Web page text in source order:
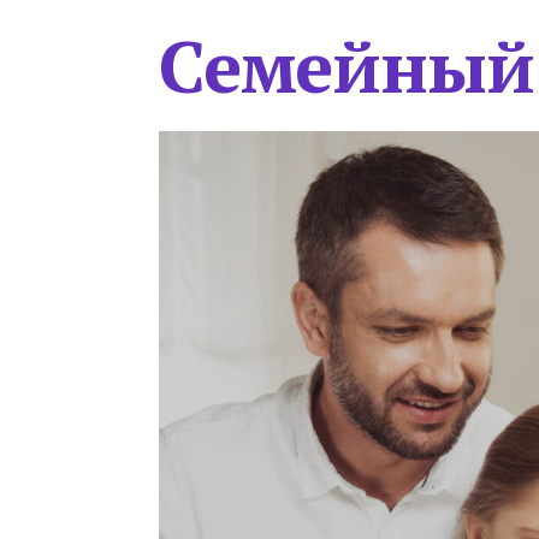
Семейный